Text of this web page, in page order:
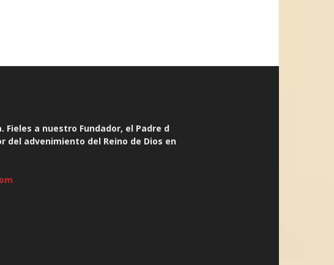
a nuestro Fundador, el Padre d
del advenimiento del Reino de Dios en